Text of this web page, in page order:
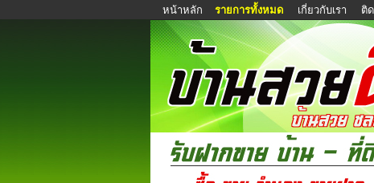
หน้าหลัก รายการทั้งหมด เกี่ยวกับเรา ติ